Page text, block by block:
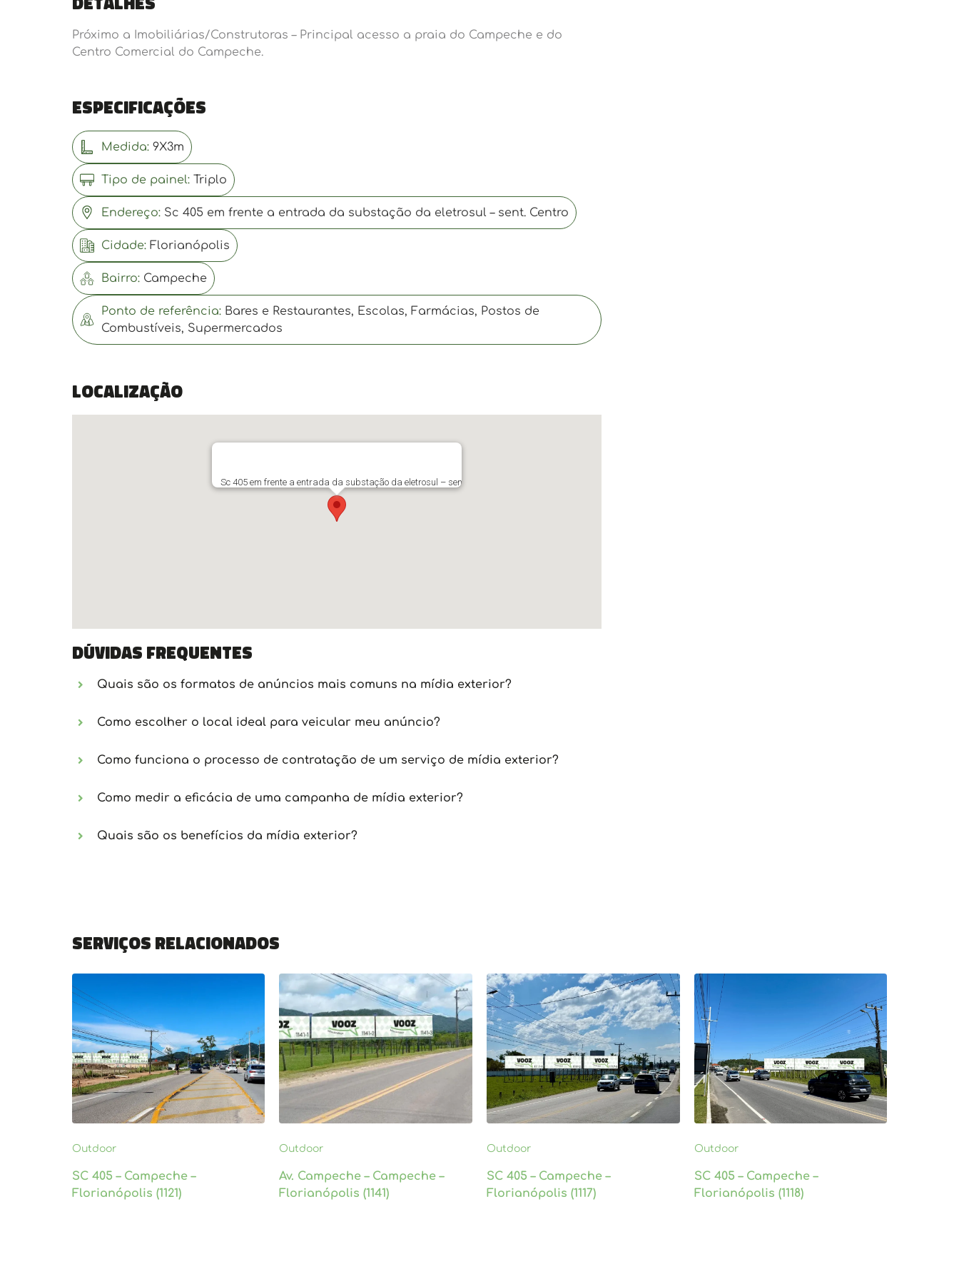
Próximo a Imobiliárias/Construtoras – Principal acesso a praia do Campeche e do
Centro Comercial do Campeche.
Especificações
Medida:9X3m
Tipo de painel:Triplo
Endereço:Sc 405 em frente a entrada da substação da eletrosul – sent. Centro
Cidade:Florianópolis
Bairro:Campeche
Ponto de referência:Bares e Restaurantes, Escolas, Farmácias, Postos de
Combustíveis, Supermercados
Localização
Sc 405 em frente a entrada da substação da eletrosul – sent. Centro
Dúvidas frequentes
Quais são os formatos de anúncios mais comuns na mídia exterior?
Como escolher o local ideal para veicular meu anúncio?
Como funciona o processo de contratação de um serviço de mídia exterior?
Como medir a eficácia de uma campanha de mídia exterior?
Quais são os benefícios da mídia exterior?
Serviços relacionados
Outdoor
SC 405 – Campeche –
Florianópolis (1121)
Outdoor
Av. Campeche – Campeche –
Florianópolis (1141)
Outdoor
SC 405 – Campeche –
Florianópolis (1117)
Outdoor
SC 405 – Campeche –
Florianópolis (1118)